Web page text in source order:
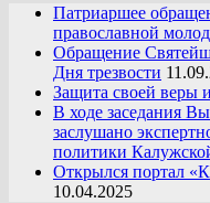
Патриаршее
православной
Обращение
Дня трезвости
Защита своей веры
В ходе заседания
заслушано
политики
Открылся портал
10.04.2025